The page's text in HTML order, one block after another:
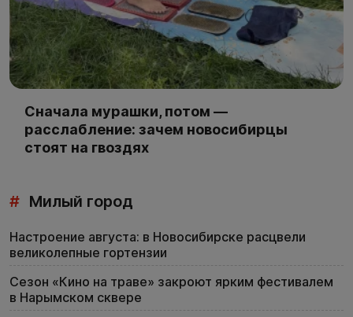
Сначала мурашки, потом —
расслабление: зачем новосибирцы
стоят на гвоздях
# Милый город
Настроение августа: в Новосибирске расцвели
великолепные гортензии
Сезон «Кино на траве» закроют ярким фестивалем
в Нарымском сквере